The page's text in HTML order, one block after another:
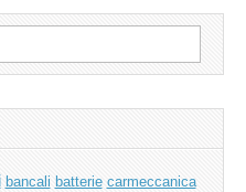
bancali batterie carmeccanica